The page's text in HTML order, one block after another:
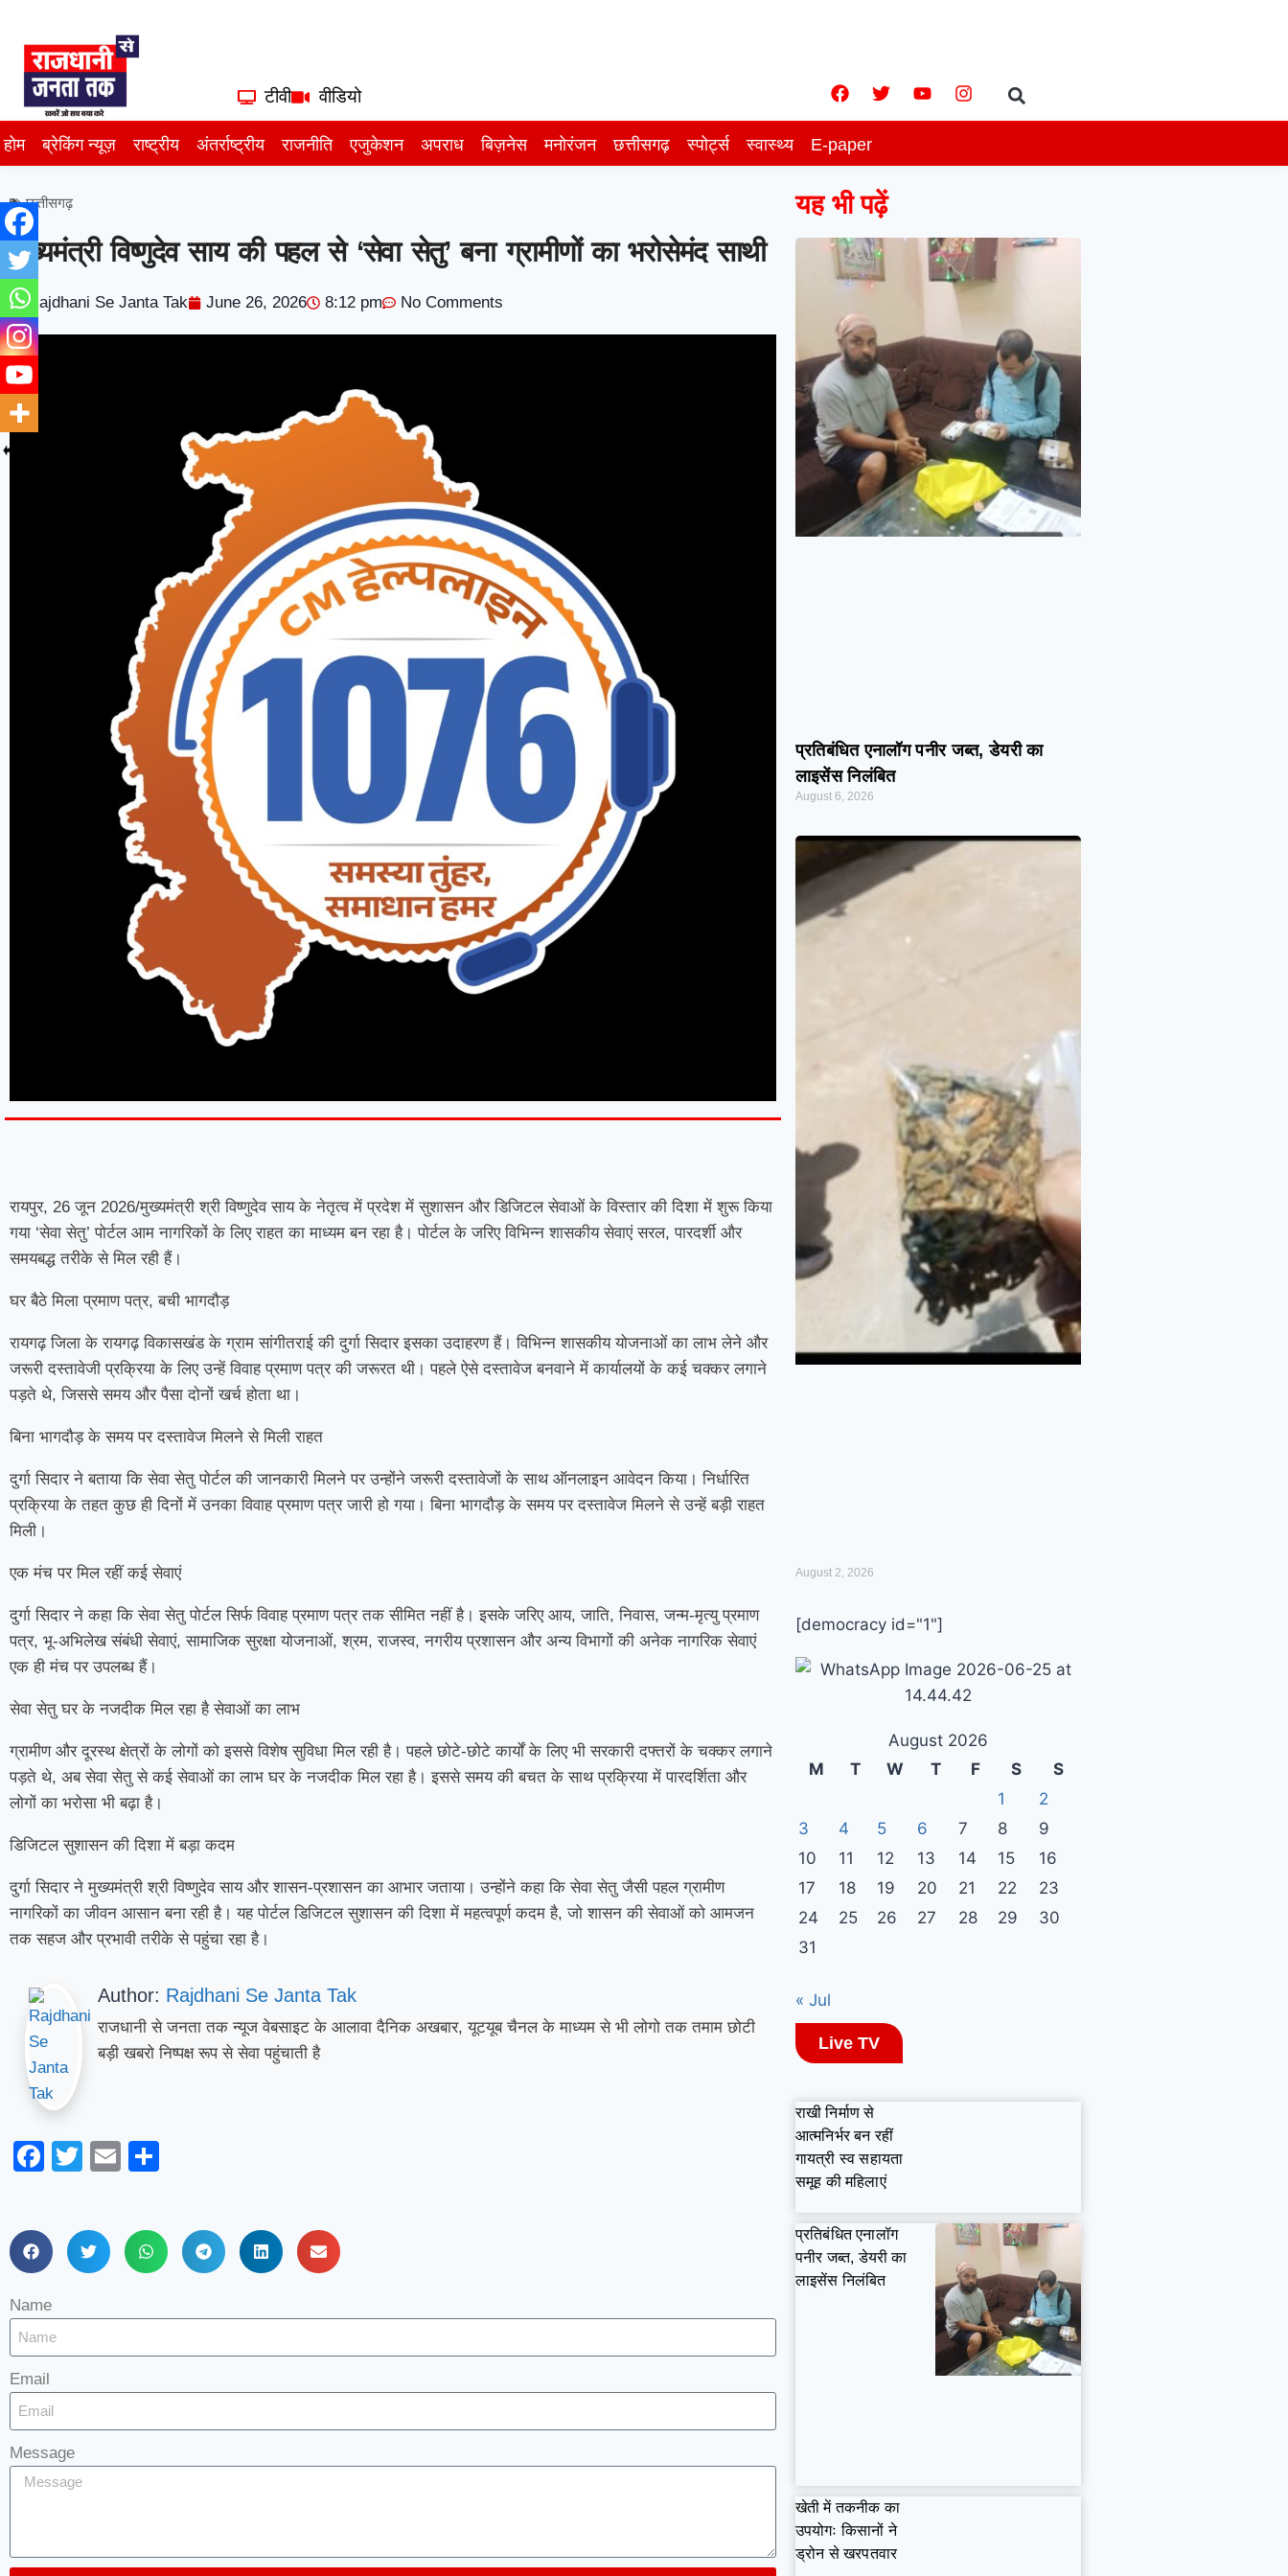
टीवी वीडियो
होम ब्रेकिंग न्यूज़ राष्ट्रीय अंतर्राष्ट्रीय राजनीति एजुकेशन अपराध बिज़नेस मनोरंजन छत्तीसगढ़ स्पोर्ट्स स्वास्थ्य E-paper
छत्तीसगढ़
मुख्यमंत्री विष्णुदेव साय की पहल से ‘सेवा सेतु’ बना ग्रामीणों का भरोसेमंद साथी
Rajdhani Se Janta Tak June 26, 2026 8:12 pm No Comments
रायपुर, 26 जून 2026/मुख्यमंत्री श्री विष्णुदेव साय के नेतृत्व में प्रदेश में सुशासन और डिजिटल सेवाओं के विस्तार की दिशा में शुरू किया
गया ‘सेवा सेतु’ पोर्टल आम नागरिकों के लिए राहत का माध्यम बन रहा है। पोर्टल के जरिए विभिन्न शासकीय सेवाएं सरल, पारदर्शी और
समयबद्ध तरीके से मिल रही हैं।
घर बैठे मिला प्रमाण पत्र, बची भागदौड़
रायगढ़ जिला के रायगढ़ विकासखंड के ग्राम सांगीतराई की दुर्गा सिदार इसका उदाहरण हैं। विभिन्न शासकीय योजनाओं का लाभ लेने और
जरूरी दस्तावेजी प्रक्रिया के लिए उन्हें विवाह प्रमाण पत्र की जरूरत थी। पहले ऐसे दस्तावेज बनवाने में कार्यालयों के कई चक्कर लगाने
पड़ते थे, जिससे समय और पैसा दोनों खर्च होता था।
बिना भागदौड़ के समय पर दस्तावेज मिलने से मिली राहत
दुर्गा सिदार ने बताया कि सेवा सेतु पोर्टल की जानकारी मिलने पर उन्होंने जरूरी दस्तावेजों के साथ ऑनलाइन आवेदन किया। निर्धारित
प्रक्रिया के तहत कुछ ही दिनों में उनका विवाह प्रमाण पत्र जारी हो गया। बिना भागदौड़ के समय पर दस्तावेज मिलने से उन्हें बड़ी राहत
मिली।
एक मंच पर मिल रहीं कई सेवाएं
दुर्गा सिदार ने कहा कि सेवा सेतु पोर्टल सिर्फ विवाह प्रमाण पत्र तक सीमित नहीं है। इसके जरिए आय, जाति, निवास, जन्म-मृत्यु प्रमाण
पत्र, भू-अभिलेख संबंधी सेवाएं, सामाजिक सुरक्षा योजनाओं, श्रम, राजस्व, नगरीय प्रशासन और अन्य विभागों की अनेक नागरिक सेवाएं
एक ही मंच पर उपलब्ध हैं।
सेवा सेतु घर के नजदीक मिल रहा है सेवाओं का लाभ
ग्रामीण और दूरस्थ क्षेत्रों के लोगों को इससे विशेष सुविधा मिल रही है। पहले छोटे-छोटे कार्यों के लिए भी सरकारी दफ्तरों के चक्कर लगाने
पड़ते थे, अब सेवा सेतु से कई सेवाओं का लाभ घर के नजदीक मिल रहा है। इससे समय की बचत के साथ प्रक्रिया में पारदर्शिता और
लोगों का भरोसा भी बढ़ा है।
डिजिटल सुशासन की दिशा में बड़ा कदम
दुर्गा सिदार ने मुख्यमंत्री श्री विष्णुदेव साय और शासन-प्रशासन का आभार जताया। उन्होंने कहा कि सेवा सेतु जैसी पहल ग्रामीण
नागरिकों का जीवन आसान बना रही है। यह पोर्टल डिजिटल सुशासन की दिशा में महत्वपूर्ण कदम है, जो शासन की सेवाओं को आमजन
तक सहज और प्रभावी तरीके से पहुंचा रहा है।
Author: Rajdhani Se Janta Tak
राजधानी से जनता तक न्यूज वेबसाइट के आलावा दैनिक अखबार, यूटयूब चैनल के माध्यम से भी लोगो तक तमाम छोटी
बड़ी खबरो निष्पक्ष रूप से सेवा पहुंचाती है
Facebook
TwitterEmail
Name
Email
Message
यह भी पढ़ें
प्रतिबंधित एनालॉग पनीर जब्त, डेयरी का
लाइसेंस निलंबित
August 6, 2026
August 2, 2026
[democracy id="1"]
August 2026
M
T W T F S
S
1
2
3
4 5 6 7 8
9
10
11 12 13 14 15
16
17
18 19 20 21 22
23
24
25 26 27 28 29
30
31
« Jul
Live TV
राखी निर्माण से
आत्मनिर्भर बन रहीं
गायत्री स्व सहायता
समूह की महिलाएं
प्रतिबंधित एनालॉग
पनीर जब्त, डेयरी का
लाइसेंस निलंबित
खेती में तकनीक का
उपयोगः किसानों ने
ड्रोन से खरपतवार